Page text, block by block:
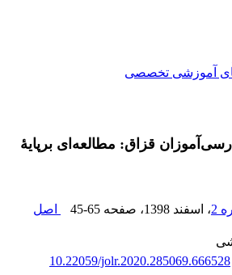
آموزشی تخصصی
قزاق: مطالعه‌ای برپایۀ
، اسفند 1398 ، صفحه 45-65
اصل
10.22059/jolr.2020.285069.666528